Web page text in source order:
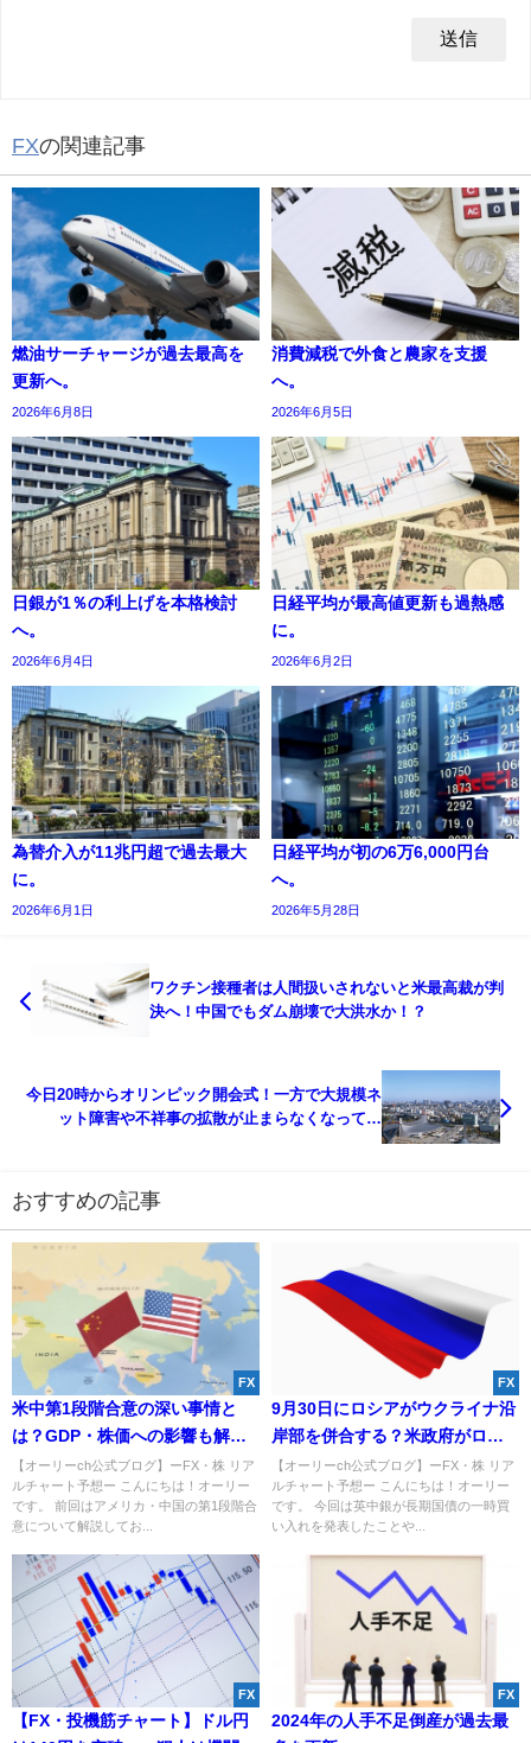
FXの関連記事
燃油サーチャージが過去最高を
更新へ。
2026年6月8日
消費減税で外食と農家を支援
へ。
2026年6月5日
日銀が1％の利上げを本格検討
へ。
2026年6月4日
日経平均が最高値更新も過熱感
に。
2026年6月2日
為替介入が11兆円超で過去最大
に。
2026年6月1日
日経平均が初の6万6,000円台
へ。
2026年5月28日
ワクチン接種者は人間扱いされないと米最高裁が判
決へ！中国でもダム崩壊で大洪水か！？
今日20時からオリンピック開会式！一方で大規模ネ
ット障害や不祥事の拡散が止まらなくなってい
おすすめの記事
FX
米中第1段階合意の深い事情と
は？GDP・株価への影響も解
説！
【オーリーch公式ブログ】ーFX・株 リア
ルチャート予想ー こんにちは！オーリー
です。 前回はアメリカ・中国の第1段階合
意について解説してお...
FX
9月30日にロシアがウクライナ沿
岸部を併合する？米政府がロシ
ア在住自国民に向けて出国勧告
へ。
【オーリーch公式ブログ】ーFX・株 リア
ルチャート予想ー こんにちは！オーリー
です。 今回は英中銀が長期国債の一時買
い入れを発表したことや...
FX
【FX・投機筋チャート】ドル円
FX
2024年の人手不足倒産が過去最